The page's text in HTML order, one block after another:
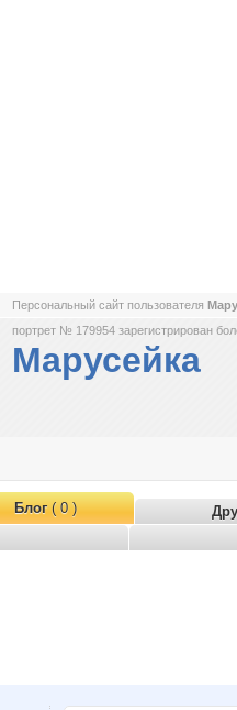
Персональный сайт пользователя
портрет № 179954 зарегистрирован
Марусейка
Блог( 0 )